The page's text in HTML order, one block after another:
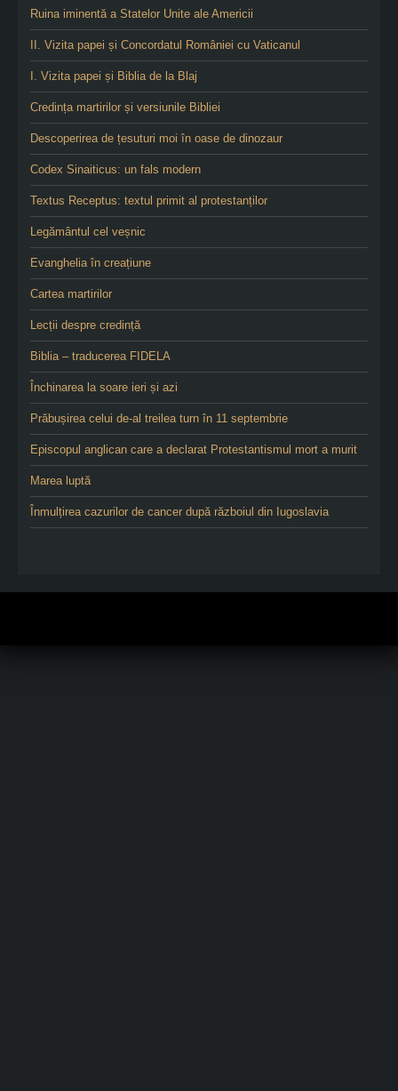
Ruina iminentă a Statelor Unite ale Americii
II. Vizita papei și Concordatul României cu Vaticanul
I. Vizita papei și Biblia de la Blaj
Credința martirilor și versiunile Bibliei
Descoperirea de țesuturi moi în oase de dinozaur
Codex Sinaiticus: un fals modern
Textus Receptus: textul primit al protestanților
Legământul cel veșnic
Evanghelia în creațiune
Cartea martirilor
Lecții despre credință
Biblia – traducerea FIDELA
Închinarea la soare ieri și azi
Prăbușirea celui de-al treilea turn în 11 septembrie
Episcopul anglican care a declarat Protestantismul mort a murit
Marea luptă
Înmulțirea cazurilor de cancer după războiul din Iugoslavia